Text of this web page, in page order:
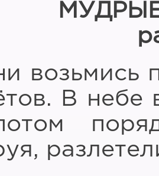
возьмись
В небе